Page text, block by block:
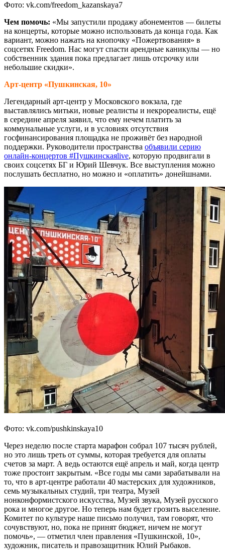
Фото: vk.com/freedom_kazanskaya7
Чем помочь: «Мы запустили продажу абонементов — билеты
на концерты, которые можно использовать да конца года. Как
вариант, можно нажать на кнопочку «Пожертвования» в
соцсетях Freedom. Нас могут спасти арендные каникулы — но
собственник здания пока предлагает лишь отсрочку или
небольшие скидки».
Арт-центр «Пушкинская, 10»
Легендарный арт-центр у Московского вокзала, где
выставлялись митьки, новые реалисты и некрореалисты, ещё
в середине апреля заявил, что ему нечем платить за
коммунальные услуги, и в условиях отсутствия
госфинансирования площадка не проживёт без народной
поддержки. Руководители пространства объявили серию
онлайн-концертов #Пушкинскаяlive, которую продвигали в
своих соцсетях БГ и Юрий Шевчук. Все выступления можно
послушать бесплатно, но можно и «оплатить» донейшнами.
Фото: vk.com/pushkinskaya10
Через неделю после старта марафон собрал 107 тысяч рублей,
но это лишь треть от суммы, которая требуется для оплаты
счетов за март. А ведь остаются ещё апрель и май, когда центр
тоже простоит закрытым. «Все годы мы сами зарабатывали на
то, что в арт-центре работали 40 мастерских для художников,
семь музыкальных студий, три театра, Музей
нонконформистского искусства, Музей звука, Музей русского
рока и многое другое. Но теперь нам будет грозить выселение.
Комитет по культуре наше письмо получил, там говорят, что
сочувствуют, но, пока не принят бюджет, ничем не могут
помочь», — отметил член правления «Пушкинской, 10»,
художник, писатель и правозащитник Юлий Рыбаков.